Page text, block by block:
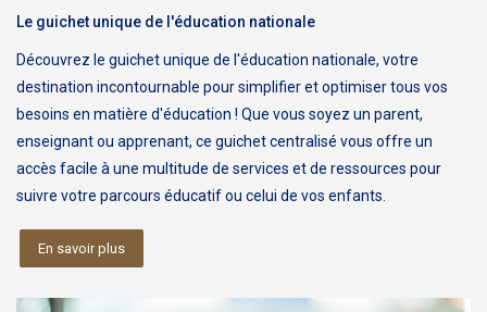
Le guichet unique de l'éducation nationale
Découvrez le guichet unique de l'éducation nationale, votre
destination incontournable pour simplifier et optimiser tous vos
besoins en matière d'éducation ! Que vous soyez un parent,
enseignant ou apprenant, ce guichet centralisé vous offre un
accès facile à une multitude de services et de ressources pour
suivre votre parcours éducatif ou celui de vos enfants.
En savoir plus